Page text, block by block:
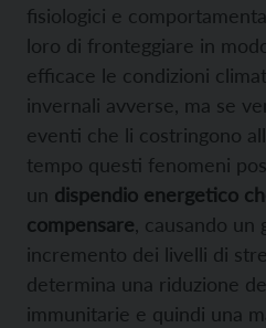
fisiologici e
loro di fronteggiare in
efficace le condizioni
invernali avverse, ma se
eventi che li costringono
tempo questi fenomeni
un dispendio energetico
compensare , causando un
incremento dei livelli di
determina una riduzione
immunitarie e quindi una